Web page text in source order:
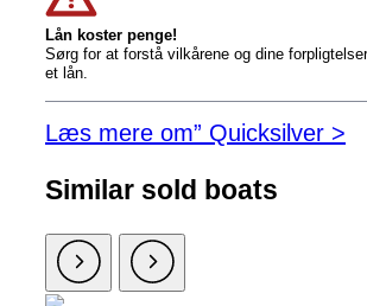
Lån koster penge!
Sørg for at forstå vilkårene og dine
et lån.
Læs mere om” Quicksilver >
Similar sold boats